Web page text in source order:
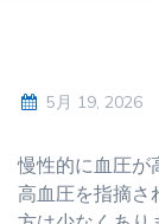
5月 19, 2026
慢性的に血圧が
高血圧を指摘さ